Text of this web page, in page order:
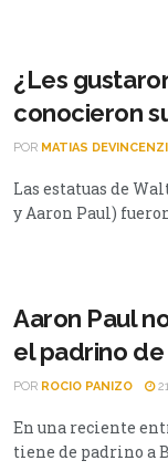
¿Les
conocieron
POR MATIAS DEVINCENZI
Las estatuas de
y Aaron Paul)
Aaron Paul
el padrino de
POR ROCIO PANIZO
En una reciente
tiene de padrino a